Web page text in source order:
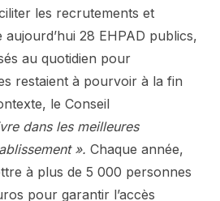
les recrutements et
28 EHPAD publics,
au quotidien pour
restaient à pourvoir à la fin
le Conseil
dans les meilleures
». Chaque année,
à plus de 5 000 personnes
pour garantir l’accès